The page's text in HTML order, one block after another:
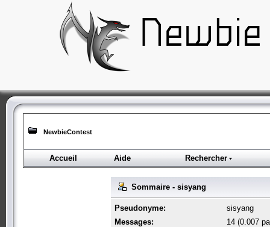
NewbieContest
Accueil Aide Rechercher
Sommaire - sisyang
Pseudonyme:
sisyang
Messages:
14 (0.007